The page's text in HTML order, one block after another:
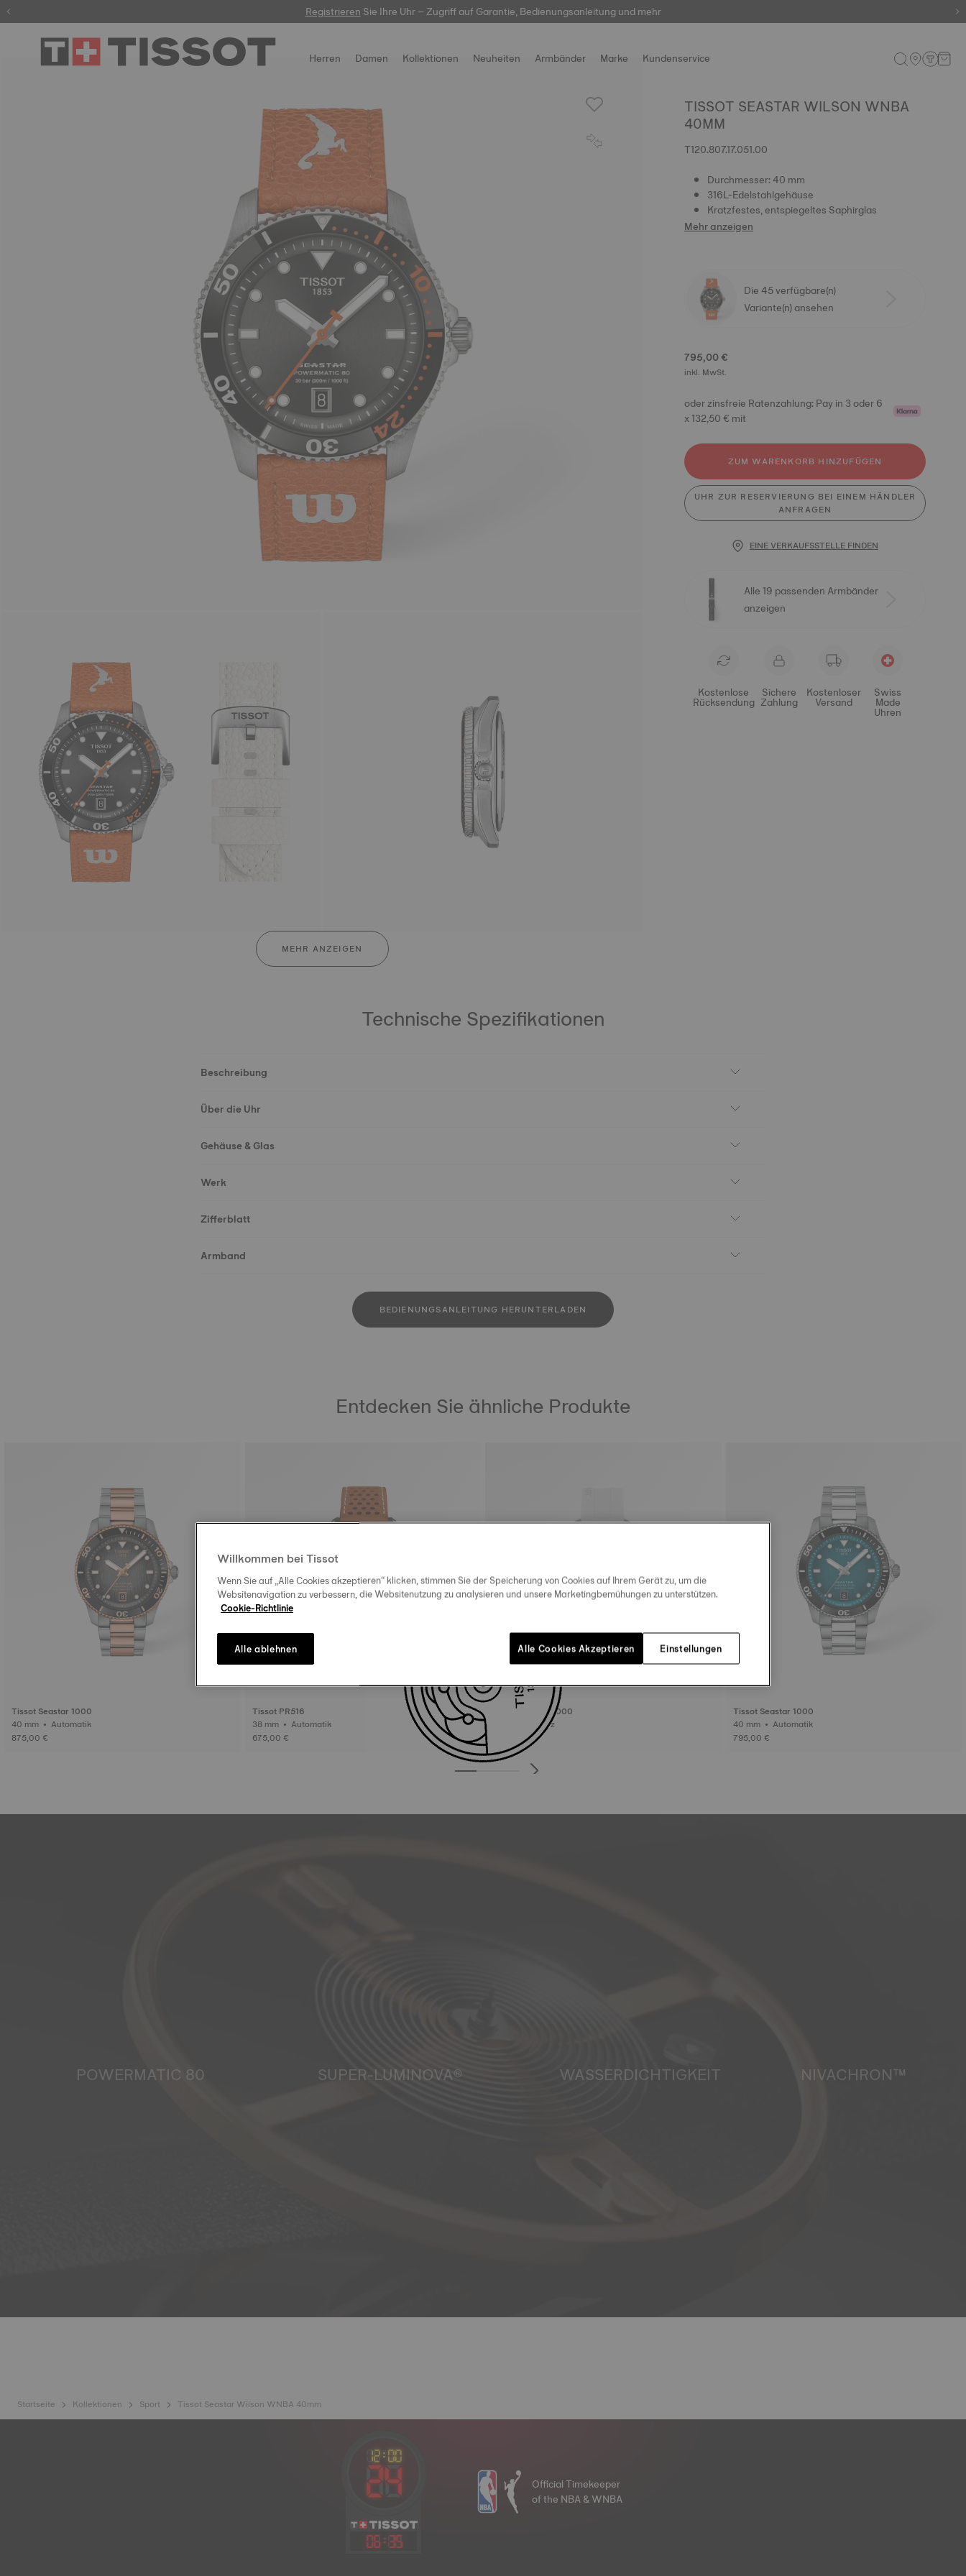
Gravur-Service:hier gravierbare Uhren entdecken. Erschaffen Sie etwas Einzigartiges!
RegistrierenSie Ihre Uhr – Zugriff auf Garantie, Bedienungsanleitung und mehr
Herren Damen Kollektionen Neuheiten Armbänder Marke Kundenservice
MEHR ANZEIGEN
TISSOT SEASTAR WILSON WNBA
40MM
T120.807.17.051.00
Durchmesser: 40 mm
316L-Edelstahlgehäuse
Kratzfestes, entspiegeltes Saphirglas
Mehr anzeigen
Die 45 verfügbare(n)
Variante(n) ansehen
795,00 €
inkl. MwSt.
oder zinsfreie Ratenzahlung: Pay in 3 oder 6
x 132,50 € mit
ZUM WARENKORB HINZUFÜGEN
UHR ZUR RESERVIERUNG BEI EINEM HÄNDLER
ANFRAGEN
EINE VERKAUFSSTELLE FINDEN
Alle 19 passenden Armbänder
anzeigen
Kostenlose
Rücksendung
Sichere
Zahlung
Kostenloser
Versand
Swiss
Made
Uhren
Technische Spezifikationen
Beschreibung
Über die Uhr
Gehäuse & Glas
Werk
Zifferblatt
Armband
BEDIENUNGSANLEITUNG HERUNTERLADEN
Entdecken Sie ähnliche Produkte
Tissot Seastar 1000
40 mm • Automatik
875,00 €
Tissot PR516
38 mm • Automatik
675,00 €
Tissot Seastar 1000
38 mm • Quarz
545,00 €
Tissot Seastar 1000
40 mm • Automatik
795,00 €
POWERMATIC 80 SUPER-LUMINOVA® WASSERDICHTIGKEIT NIVACHRON™
Startseite Kollektionen Sport Tissot Seastar Wilson WNBA 40mm
06: 35
Official Timekeeper
of the NBA & WNBA
Willkommen bei Tissot
Wenn Sie auf „Alle Cookies akzeptieren“ klicken, stimmen Sie der Speicherung von Cookies auf Ihrem Gerät zu, um die
Websitenavigation zu verbessern, die Websitenutzung zu analysieren und unsere Marketingbemühungen zu unterstützen.
Cookie-Richtlinie
Einstellungen
Alle ablehnen Alle Cookies Akzeptieren